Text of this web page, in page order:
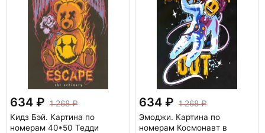
634
1 268
Кидз Бэй. Картина по
номерам 40*50 Тедди
634
1 268
Эмоджи. Картина по
номерам Космонавт в